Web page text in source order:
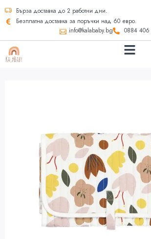
Бърза доставка до 2 работни дни.
Безплатна доставка за поръчки над 60 евро.
info@kalababy.bg
0884 406